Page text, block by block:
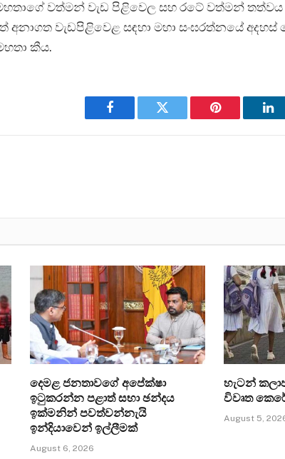
වත්මන් වැඩ පිළිවෙල සහ රටේ වත්මන්
අනාගත වැඩපිළිවෙළ සඳහා මහා සංඝරත්නයේ
කීය.
Facebook Twitter Pinterest
දෙමළ ජනතාවගේ අපේක්ෂා
ඉටුකරන්න පළාත් සභා ඡන්දය
ඉක්මනින් පවත්වන්නැයි
ඉන්දියාවෙන් ඉල්ලීමක්
August 6, 2026
හැටන්
විවෘත
August 5,